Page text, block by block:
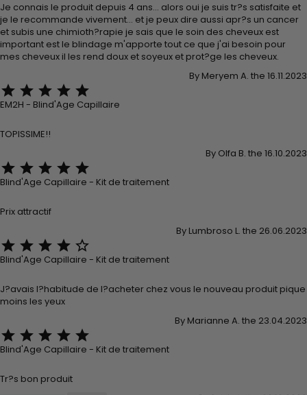
Je connais le produit depuis 4 ans... alors oui je suis tr?s satisfaite et
je le recommande vivement... et je peux dire aussi apr?s un cancer
et subis une chimioth?rapie je sais que le soin des cheveux est
important est le blindage m'apporte tout ce que j'ai besoin pour
mes cheveux il les rend doux et soyeux et prot?ge les cheveux.
By Meryem A. the 16.11.2023
    
EM2H - Blind'Age Capillaire
TOPISSIME!!
By Olfa B. the 16.10.2023
    
Blind'Age Capillaire - Kit de traitement
Prix attractif
By Lumbroso L. the 26.06.2023
    
Blind'Age Capillaire - Kit de traitement
J?avais l?habitude de l?acheter chez vous le nouveau produit pique
moins les yeux
By Marianne A. the 23.04.2023
    
Blind'Age Capillaire - Kit de traitement
Tr?s bon produit